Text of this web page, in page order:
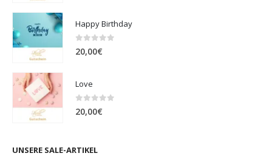
Happy Birthday
0 out of 5
20,00€
Love
0 out of 5
20,00€
UNSERE SALE-ARTIKEL